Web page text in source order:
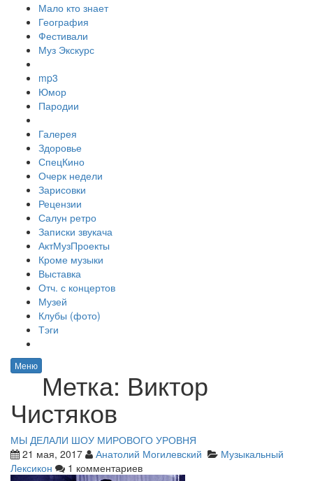
Мало кто знает
География
Фестивали
Муз Экскурс
mp3
Юмор
Пародии
Галерея
Здоровье
СпецКино
Очерк недели
Зарисовки
Рецензии
Салун ретро
Записки звукача
АктМузПроекты
Кроме музыки
Выставка
Отч. с концертов
Музей
Клубы (фото)
Тэги
Меню
Метка: Виктор
Чистяков
МЫ ДЕЛАЛИ ШОУ МИРОВОГО УРОВНЯ
21 мая, 2017
Анатолий Могилевский
Музыкальный
Лексикон
1 комментариев